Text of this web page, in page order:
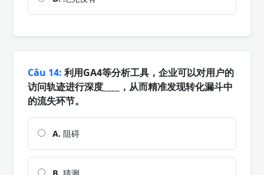
Câu 14: 利用GA4等分析工具，企业可以对用户的
访问轨迹进行深度____，从而精准发现转化漏斗中
的流失环节。
A. 阻碍
B. 猜测